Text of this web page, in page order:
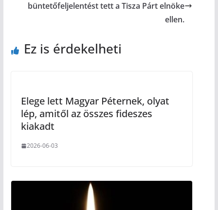
büntetőfeljelentést tett a Tisza Párt elnöke
ellen.
Ez is érdekelheti
Elege lett Magyar Péternek, olyat
lép, amitől az összes fideszes
kiakadt
2026-06-03